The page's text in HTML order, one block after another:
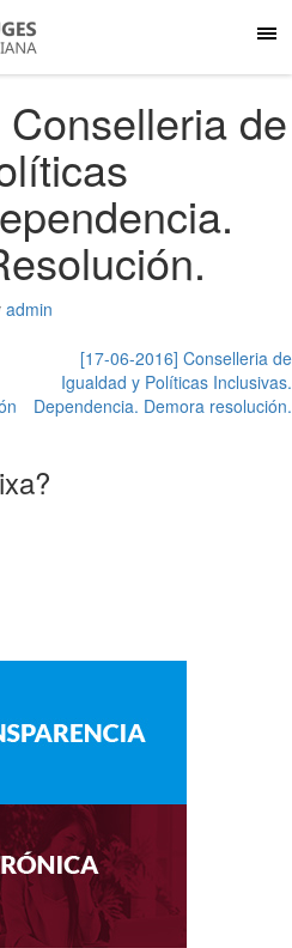
de
admin
[17-06-2016] Conselleria de
Igualdad y Políticas Inclusivas.
Dependencia. Demora resolución.